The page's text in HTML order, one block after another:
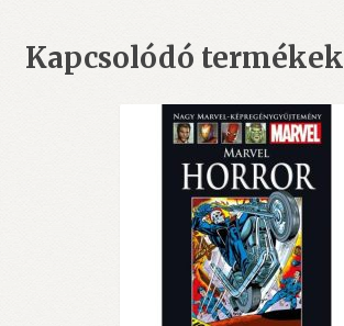
Kapcsolódó termékek